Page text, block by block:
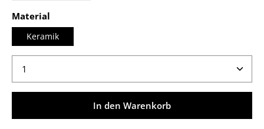
Material
Keramik
Produkt Anzahl: Gib den gewünschten Wert ein
In den Warenkorb